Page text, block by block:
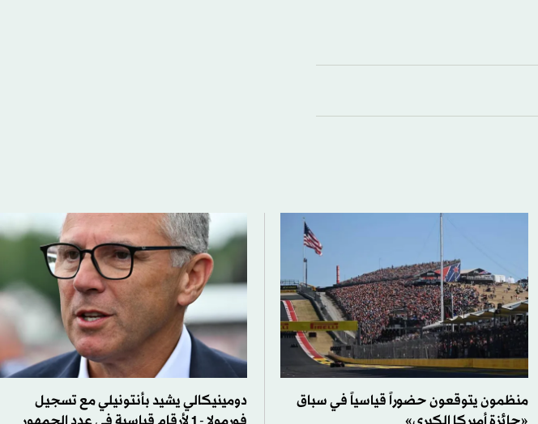
منظمون يتوقعون حضوراً قياسياً في سباق
دومينيكالي يشيد بأنتونيلي مع تسجيل